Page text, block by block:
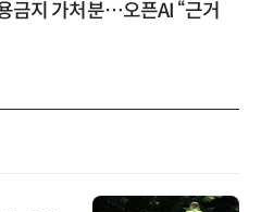
금지 가처분…오픈AI “근거